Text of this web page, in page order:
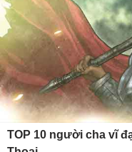
TOP 10 người cha vĩ